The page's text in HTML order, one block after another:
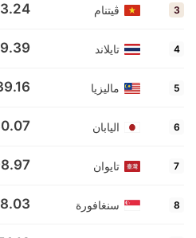
3 ڤيتنام
4 تايلاند
5 ماليزيا
6 اليابان
7 تايوان
8 سنغافورة